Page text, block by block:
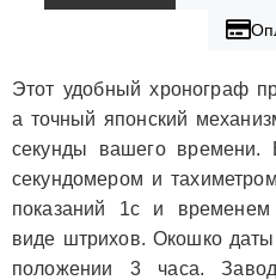
Этот удобный хронограф
а точный японский
секунды вашего времени.
секундомером и
показаний 1с и
виде штрихов. Окошко
положении 3 часа.